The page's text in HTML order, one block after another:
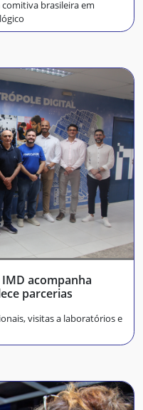
brasileira em
acompanha
parcerias
visitas a laboratórios e